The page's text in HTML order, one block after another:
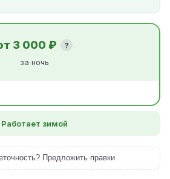
3 000 ₽
?
за ночь
Работает зимой
Предложить правки